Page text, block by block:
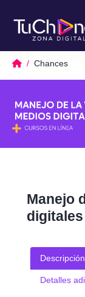
Chances
Manejo
digitales
Descripción
Detalles